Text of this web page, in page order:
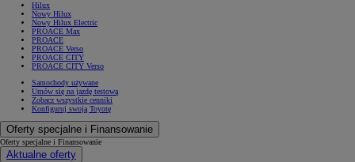
Hilux
Nowy Hilux
Nowy Hilux Electric
PROACE Max
PROACE
PROACE Verso
PROACE CITY
PROACE CITY Verso
Samochody używane
Umów się na jazdę testową
Zobacz wszystkie cenniki
Konfiguruj swoją Toyotę
Oferty specjalne i Finansowanie
Oferty specjalne i Finansowanie
Aktualne oferty